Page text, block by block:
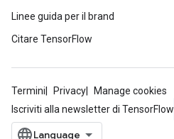
Linee guida per il brand
Citare TensorFlow
Termini Privacy
Manage cookies
Iscriviti alla newsletter di TensorFlow